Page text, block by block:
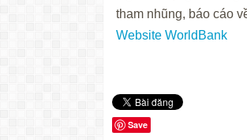
tham nhũng, báo cáo
Website WorldBank
Save